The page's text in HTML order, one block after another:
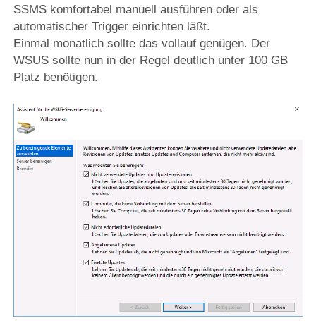
SSMS komfortabel manuell ausführen oder als
automatischer Trigger einrichten läßt.
Einmal monatlich sollte das vollauf genügen. Der
WSUS sollte nun in der Regel deutlich unter 100 GB
Platz benötigen.